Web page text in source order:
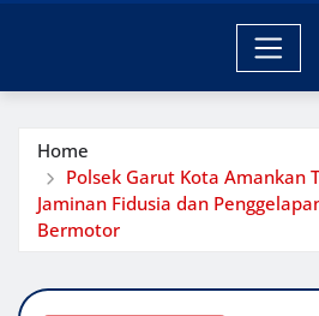
Home
Polsek Garut Kota Amankan
Jaminan Fidusia dan
Bermotor